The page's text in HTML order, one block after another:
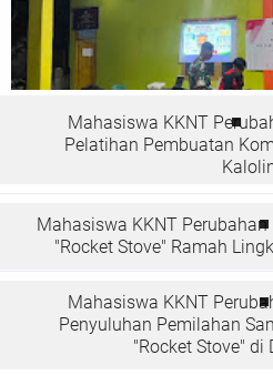
Mahasiswa KKNT
Pelatihan Pembuatan
Mahasiswa KKNT
"Rocket Stove" Ramah
Mahasiswa KKNT
Penyuluhan Pemilahan
"Rocket Stove" di